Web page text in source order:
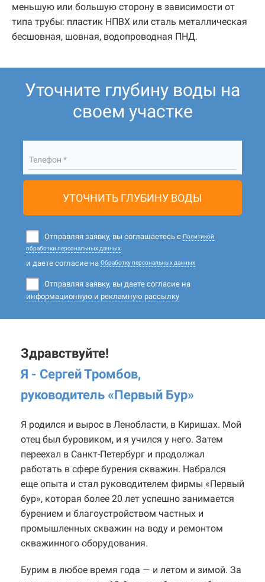
меньшую или большую сторону в зависимости от
типа трубы: пластик НПВХ или сталь металлическая
бесшовная, шовная, водопроводная ПНД.
Уточните глубину воды на
своем участке
Телефон *
УТОЧНИТЬ ГЛУБИНУ ВОДЫ
Отправляя заявку, вы соглашаетесь с Политикой
обработки персональных данных
и даете согласие на Обработку персональных данных
Отправляя заявку, вы даете согласие на
информационную и рекламную рассылку
Здравствуйте!
Я - Сергей Тромбов,
руководитель «Первый Бур»
Я родился и вырос в Ленобласти, в Киришах. Мой
отец был буровиком, и я учился у него. Затем
переехал в Санкт-Петербург и продолжал
работать в сфере бурения скважин. Набрался
еще опыта и стал руководителем фирмы «Первый
бур», которая более 20 лет успешно занимается
бурением и благоустройством частных и
промышленных скважин на воду и ремонтом
скважинного оборудования.
Бурим в любое время года — и летом и зимой. За